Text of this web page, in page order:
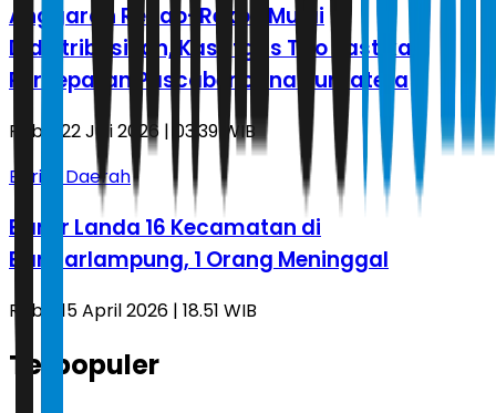
Anggaran Rehab-Rekon Mulai
Didistribusikan, Kasatgas Tito Pastikan
Percepatan Pascabencana Sumatera
Rabu, 22 Juli 2026 | 03.39 WIB
Berita Daerah
Banjir Landa 16 Kecamatan di
Bandarlampung, 1 Orang Meninggal
Rabu, 15 April 2026 | 18.51 WIB
Terpopuler